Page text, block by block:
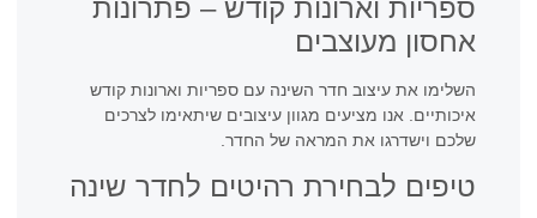
ספריות וארונות קודש – פתרונות
אחסון מעוצבים
השלימו את עיצוב חדר השינה עם ספריות וארונות קודש
איכותיים. אנו מציעים מגוון עיצובים שיתאימו לצרכים
שלכם וישדרגו את המראה של החדר.
טיפים לבחירת רהיטים לחדר שינה